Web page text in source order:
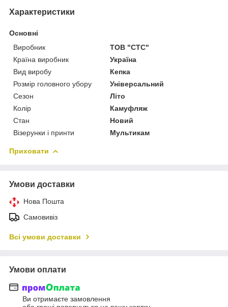
Характеристики
Основні
Виробник
ТОВ "СТС"
Країна виробник
Україна
Вид виробу
Кепка
Розмір головного убору
Універсальний
Сезон
Літо
Колір
Камуфляж
Стан
Новий
Візерунки і принти
Мультикам
Приховати
Умови доставки
Нова Пошта
Самовивіз
Всі умови доставки
Умови оплати
Ви отримаєте замовлення